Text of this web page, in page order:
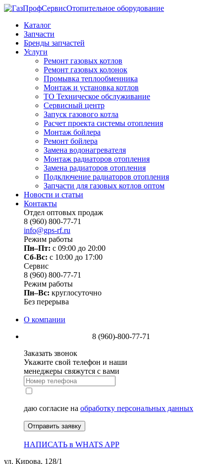
Отопительное оборудование
Каталог
Запчасти
Бренды запчастей
Услуги
Ремонт газовых котлов
Ремонт газовых колонок
Промывка теплообменника
Монтаж и установка котлов
ТО Техническое обслуживание
Сервисный центр
Запуск газового котла
Расчет проекта системы отопления
Монтаж бойлера
Ремонт бойлера
Замена водонагревателя
Монтаж радиаторов отопления
Замена радиаторов отопления
Подключение радиаторов отопления
Запчасти для газовых котлов оптом
Новости и статьи
Контакты
Отдел оптовых продаж
8 (960) 800-77-71
info@gps-rf.ru
Режим работы
Пн–Пт: с 09:00 до 20:00
Сб-Вс: c 10:00 до 17:00
Сервис
8 (960) 800-77-71
Режим работы
Пн–Вс: круглосуточно
Без перерыва
О компании
8 (960)-800-77-71
Заказать звонок
Укажите свой телефон и наши
менеджеры свяжутся с вами
даю согласие на обработку персональных данных
Отправить заявку
НАПИСАТЬ в WHATS APP
ул. Кирова, 128/1